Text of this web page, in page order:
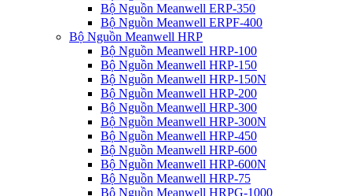
Bộ Nguồn Meanwell ERP-350
Bộ Nguồn Meanwell ERPF-400
Bộ Nguồn Meanwell HRP
Bộ Nguồn Meanwell HRP-100
Bộ Nguồn Meanwell HRP-150
Bộ Nguồn Meanwell HRP-150N
Bộ Nguồn Meanwell HRP-200
Bộ Nguồn Meanwell HRP-300
Bộ Nguồn Meanwell HRP-300N
Bộ Nguồn Meanwell HRP-450
Bộ Nguồn Meanwell HRP-600
Bộ Nguồn Meanwell HRP-600N
Bộ Nguồn Meanwell HRP-75
Bộ Nguồn Meanwell HRPG-1000